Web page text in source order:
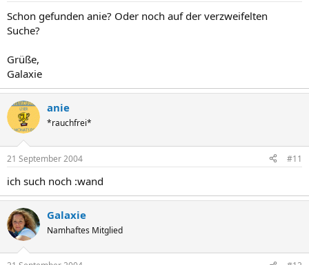
Schon gefunden anie? Oder noch auf der verzweifelten
Suche?
Grüße,
Galaxie
anie
*rauchfrei*
21 September 2004 #11
ich such noch :wand
Galaxie
Namhaftes Mitglied